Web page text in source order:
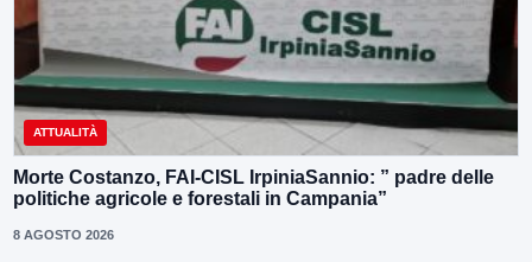
ATTUALITÀ
Morte Costanzo, FAI-CISL IrpiniaSannio: ” padre delle
politiche agricole e forestali in Campania”
8 AGOSTO 2026